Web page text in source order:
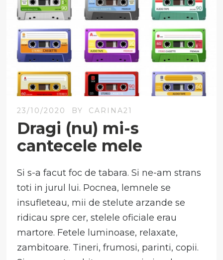
23/10/2020 BY CARINA21
Dragi (nu) mi-s
cantecele mele
Si s-a facut foc de tabara. Si ne-am strans
toti in jurul lui. Pocnea, lemnele se
insufleteau, mii de stelute arzande se
ridicau spre cer, stelele oficiale erau
martore. Fetele luminoase, relaxate,
zambitoare. Tineri, frumosi, parinti, copii.